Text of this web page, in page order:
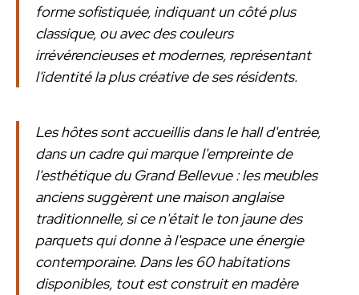
forme sofistiquée, indiquant un côté plus
classique, ou avec des couleurs
irrévérencieuses et modernes, représentant
l'identité la plus créative de ses résidents.
Les hôtes sont accueillis dans le hall d'entrée,
dans un cadre qui marque l'empreinte de
l'esthétique du Grand Bellevue : les meubles
anciens suggèrent une maison anglaise
traditionnelle, si ce n'était le ton jaune des
parquets qui donne à l'espace une énergie
contemporaine. Dans les 60 habitations
disponibles, tout est construit en madère